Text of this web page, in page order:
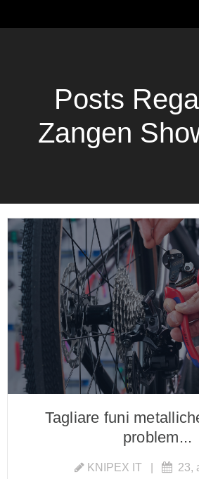
Posts
Zangen
Tagliare funi
problem...
KNIPEX IT 23,